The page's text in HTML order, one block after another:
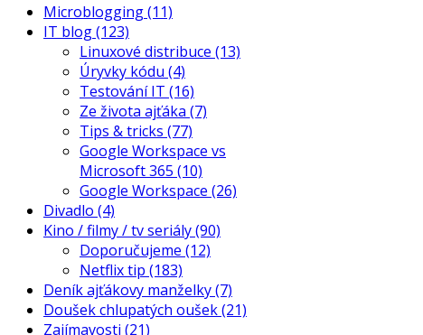
Microblogging(11)
IT blog(123)
Linuxové distribuce (13)
Úryvky kódu (4)
Testování IT (16)
Ze života ajťáka (7)
Tips & tricks (77)
Google Workspace vs
Microsoft 365 (10)
Google Workspace (26)
Divadlo (4)
Kino / filmy / tv seriály(90)
Doporučujeme (12)
Netflix tip (183)
Deník ajťákovy manželky(7)
Doušek chlupatých oušek(21)
Zajímavosti (21)